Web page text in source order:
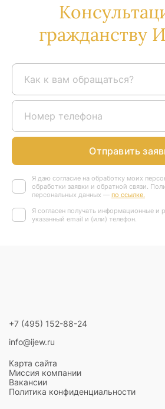
гражданству
Отправить
Я даю согласие на обработку моих
обработки заявки и обратной связи.
персональных данных — по ссылке.
Я согласен получать информационные и
указанный email и (или) телефон.
+7 (495) 152-88-24
info@ijew.ru
Карта сайта
Миссия компании
Вакансии
Политика конфиденциальности